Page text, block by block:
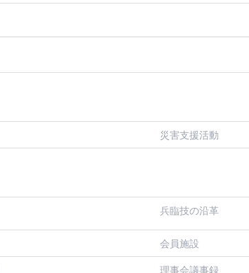
災害支援活動
兵臨技の沿革
会員施設
理事会議事録